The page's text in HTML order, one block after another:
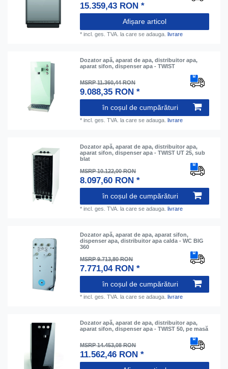
15.359,43 RON *
Afișare articol
*incl. ges. TVA. la care se adauga.livrare
Dozator apă, aparat de apa, distribuitor apa,
aparat sifon, dispenser apa - TWIST
MSRP 11.360,44 RON
9.088,35 RON *
în coșul de cumpărături
*incl. ges. TVA. la care se adauga.livrare
Dozator apă, aparat de apa, distribuitor apa,
aparat sifon, dispenser apa - TWIST UT 25, sub
blat
MSRP 10.122,00 RON
8.097,60 RON *
în coșul de cumpărături
*incl. ges. TVA. la care se adauga.livrare
Dozator apă, aparat de apa, aparat sifon,
dispenser apa, distribuitor apa calda - WC BIG
360
MSRP 9.713,80 RON
7.771,04 RON *
în coșul de cumpărături
*incl. ges. TVA. la care se adauga.livrare
Dozator apă, aparat de apa, distribuitor apa,
aparat sifon, dispenser apa - TWIST 50, pe masă
MSRP 14.453,08 RON
11.562,46 RON *